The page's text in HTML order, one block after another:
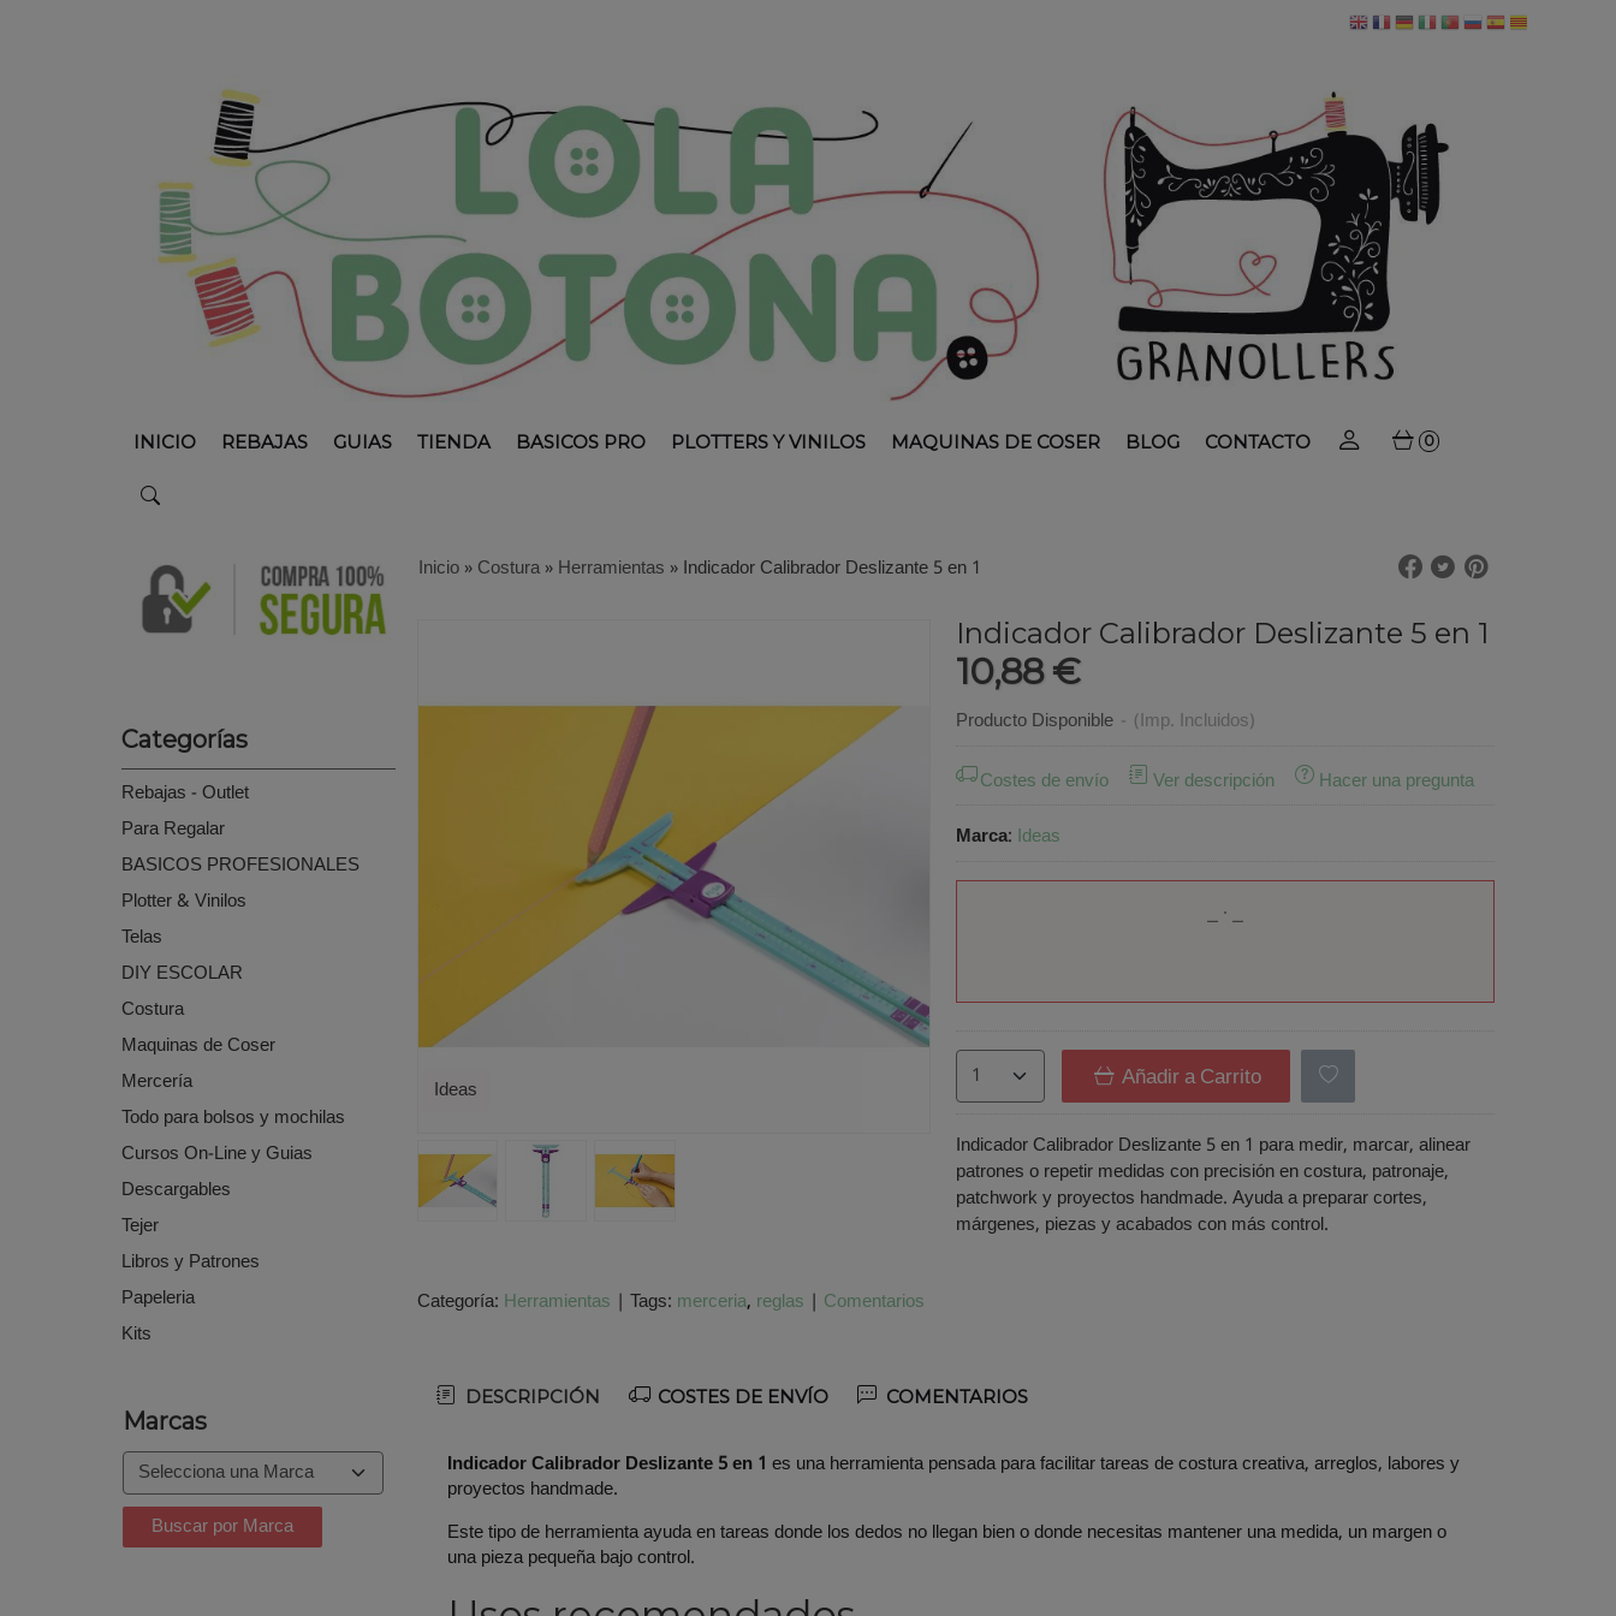
INICIO REBAJAS GUIAS TIENDA BASICOS PRO PLOTTERS Y VINILOS MAQUINAS DE COSER BLOG CONTACTO 0
Categorías
Rebajas - Outlet
Para Regalar
BASICOS PROFESIONALES
Plotter & Vinilos
Telas
DIY ESCOLAR
Costura
Maquinas de Coser
Mercería
Todo para bolsos y mochilas
Cursos On-Line y Guias
Descargables
Tejer
Libros y Patrones
Papeleria
Kits
Marcas
Inicio»Costura»Herramientas »Indicador Calibrador Deslizante 5 en 1
Ideas
Indicador Calibrador Deslizante 5 en 1
10,88 €
Producto Disponible - (Imp. Incluidos)
Costes de envío
Ver descripción
Hacer una pregunta
Marca: Ideas
Añadir a Carrito
Indicador Calibrador Deslizante 5 en 1 para medir, marcar, alinear
patrones o repetir medidas con precisión en costura, patronaje,
patchwork y proyectos handmade. Ayuda a preparar cortes,
márgenes, piezas y acabados con más control.
Categoría: Herramientas | Tags: merceria reglas | Comentarios
DESCRIPCIÓN COSTES DE ENVÍO COMENTARIOS
Indicador Calibrador Deslizante 5 en 1 es una herramienta pensada para facilitar tareas de costura creativa, arreglos, labores y
proyectos handmade.
Este tipo de herramienta ayuda en tareas donde los dedos no llegan bien o donde necesitas mantener una medida, un margen o
una pieza pequeña bajo control.